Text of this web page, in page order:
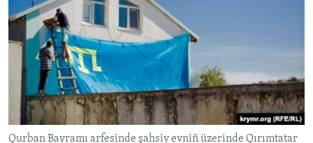
Qurban Bayramı arfesinde şahsiy evniñ üzerinde Qırımtatar